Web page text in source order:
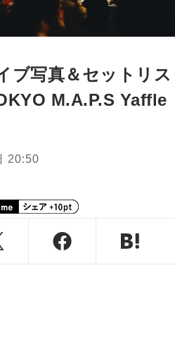
ブ写真＆セットリス
M.A.P.S Yaffle
20:50